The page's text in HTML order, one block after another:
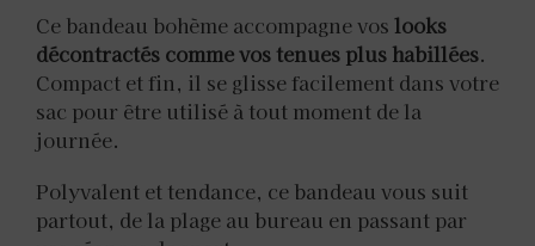
Ce bandeau bohème accompagne vos looks
décontractés comme vos tenues plus habillées.
Compact et fin, il se glisse facilement dans votre
sac pour être utilisé à tout moment de la
journée.
Polyvalent et tendance, ce bandeau vous suit
partout, de la plage au bureau en passant par